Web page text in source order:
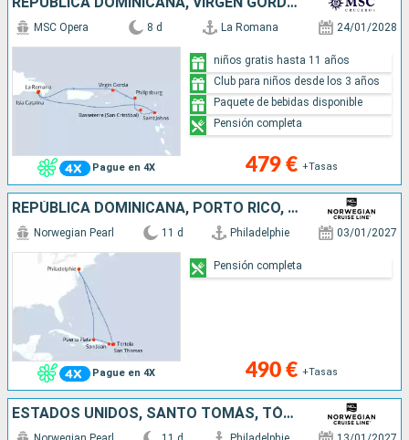
Pague en 4X
MSC Opera 8 d La Romana 24/01/2028
479 € +Tasas
niños gratis hasta 11 años
Club para niños desde los 3 años
Paquete de bebidas disponible
Pensión completa
REPÚBLICA DOMINICANA, PORTO RICO, TÓRTOLA, SANTO TOMÁS, ESTADOS UNIDOS
Pague en 4X
Norwegian Pearl 11 d Philadelphie 03/01/2027
490 € +Tasas
Pensión completa
ESTADOS UNIDOS, SANTO TOMÁS, TÓRTOLA, PORTO RICO, REPÚBLICA DOMINICANA